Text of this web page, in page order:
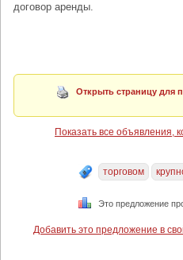
договор аренды.
Открыть страницу для
Показать все объявления,
торговом
Это предложение
Добавить это предложение в